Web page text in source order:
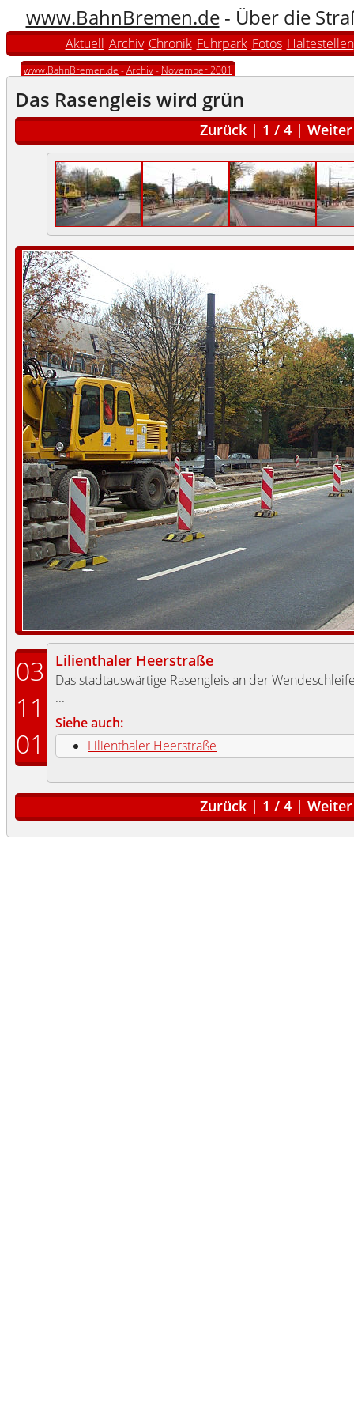
www.BahnBremen.de- Über die
Aktuell Archiv Chronik Fuhrpark Fotos Haltestellen
www.BahnBremen.de -Archiv- November 2001
Das Rasengleis wird grün
Zurück | 1 / 4 | Weiter
03
11
01
Lilienthaler Heerstraße
Das stadtauswärtige Rasengleis an der
...
Siehe auch:
Lilienthaler Heerstraße
Zurück | 1 / 4 | Weiter